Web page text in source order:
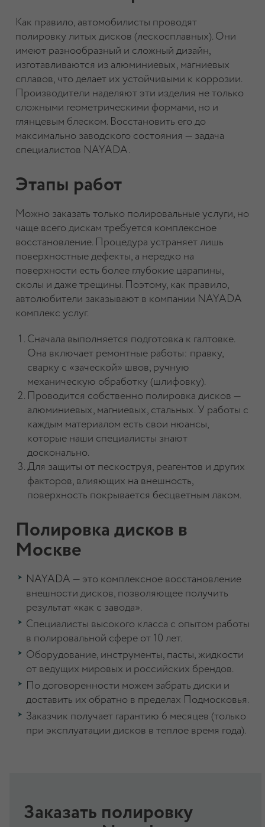
Как правило, автомобилисты проводят
полировку литых дисков (лескосплавных). Они
имеют разнообразный и сложный дизайн,
изготавливаются из алюминиевых, магниевых
сплавов, что делает их устойчивыми к коррозии.
Производители наделяют эти изделия не только
сложными геометрическими формами, но и
глянцевым блеском. Восстановить его до
максимально заводского состояния — задача
специалистов NAYADA.
Этапы работ
Можно заказать только полировальные услуги, но
чаще всего дискам требуется комплексное
восстановление. Процедура устраняет лишь
поверхностные дефекты, а нередко на
поверхности есть более глубокие царапины,
сколы и даже трещины. Поэтому, как правило,
автолюбители заказывают в компании NAYADA
комплекс услуг.
Сначала выполняется подготовка к галтовке.
Она включает ремонтные работы: правку,
сварку с «заческой» швов, ручную
механическую обработку (шлифовку).
Проводится собственно полировка дисков —
алюминиевых, магниевых, стальных. У работы с
каждым материалом есть свои нюансы,
которые наши специалисты знают
досконально.
Для защиты от пескоструя, реагентов и других
факторов, влияющих на внешность,
поверхность покрывается бесцветным лаком.
Полировка дисков в
Москве
NAYADA — это комплексное восстановление
внешности дисков, позволяющее получить
результат «как с завода».
Специалисты высокого класса с опытом работы
в полировальной сфере от 10 лет.
Оборудование, инструменты, пасты, жидкости
от ведущих мировых и российских брендов.
По договоренности можем забрать диски и
доставить их обратно в пределах Подмосковья.
Заказчик получает гарантию 6 месяцев (только
при эксплуатации дисков в теплое время года).
Заказать полировку